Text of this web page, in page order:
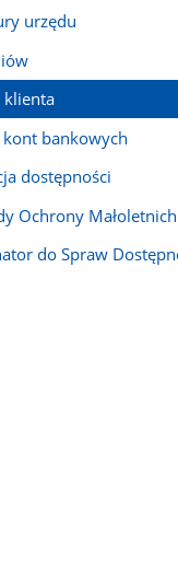
urzędu
klienta
bankowych
dostępności
Ochrony Małoletnich
do Spraw